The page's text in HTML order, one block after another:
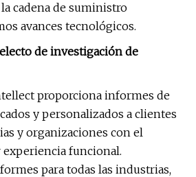
cadena de suministro
avances tecnológicos.
de investigación de
proporciona informes de
y personalizados a clientes
y organizaciones con el
funcional.
para todas las industrias,